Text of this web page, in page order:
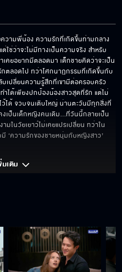
กพักสายตา พี่อยากมองอะไรที่สดชื่น
ปกป้องดูแลน้ำ ในฐานะคนรัก
ำ จะโกรธ พี่น่าน มาก ๆ แต่ น้ำ ไม่มีมีวัน
ยด พี่น่าน ค่ะ
มเป็นคนร้าย ผมก็จะทำเหมือนที่ผมทำอยู่
วามพี่น้อง ความรักที่เกิดขึ้นท่ามกลาง
ช่ว่าจะไม่มีทางเป็นความจริง สำหรับ
คยอยากมีตลอดมา เด็กชายคิดว่าจะเป็น
ตลอดไป ทว่าโศกนาฏกรรมที่เกิดขึ้นกับ
เปลี่ยนความรู้สึกที่เขามีต่อครอบครัว
ำได้เพียงปกป้องน้องสาวสุดที่รัก แต่ไม่
ว้ได้ จวบจนเติบใหญ่ น่านตะวันมีทุกสิ่งที่
เป็นเด็กหญิงคนเดิม...ที่วันนี้กลายเป็น
มในวัยเยาว์ไม่เคยแปรเปลี่ยน ทว่าใน
‘ความรักของชายหนุ่มกับหญิงสาว’
มเติม